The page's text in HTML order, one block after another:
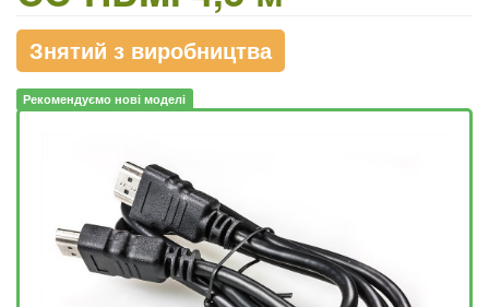
Знятий з виробництва
Рекомендуємо нові моделі